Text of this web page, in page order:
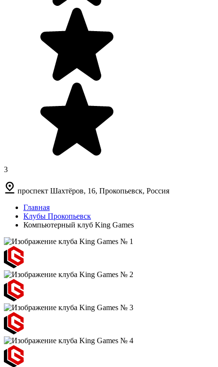
3
проспект Шахтёров, 16, Прокопьевск, Россия
Главная
Клубы Прокопьевск
Компьютерный клуб King Games